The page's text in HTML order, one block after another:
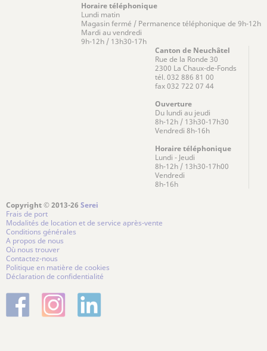
Horaire téléphonique
Lundi matin
Magasin fermé / Permanence téléphonique de 9h-12h
Mardi au vendredi
9h-12h / 13h30-17h
Canton de Neuchâtel
Rue de la Ronde 30
2300 La Chaux-de-Fonds
tél. 032 886 81 00
fax 032 722 07 44
Ouverture
Du lundi au jeudi
8h-12h / 13h30-17h30
Vendredi 8h-16h
Horaire téléphonique
Lundi - Jeudi
8h-12h / 13h30-17h00
Vendredi
8h-16h
Copyright © 2013-26 Serei
Frais de port
Modalités de location et de service après-vente
Conditions générales
A propos de nous
Où nous trouver
Contactez-nous
Politique en matière de cookies
Déclaration de confidentialité